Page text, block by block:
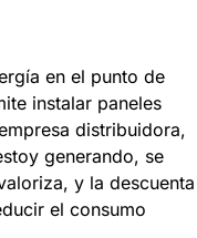
en el punto de
instalar paneles
distribuidora,
generando, se
y la descuenta
el consumo